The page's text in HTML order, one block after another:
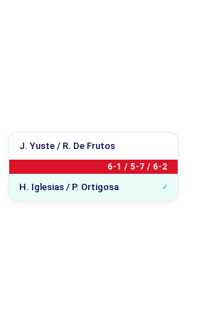
J. Yuste / R. De Frutos
6-1 / 5-7 / 6-2
H. Iglesias / P. Ortigosa